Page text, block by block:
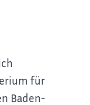
für
Baden-